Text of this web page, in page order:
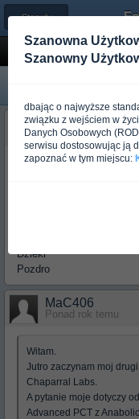
← Sterydy i Prohormony
Jaki odblok??
Skola
Ponad rok temu
Witam.
Advanced PCT z
polaczyc. Brac to i to??
Dzieki
Pozdro
MaC406
Ponad rok temu
Witam.
Jutro zaczynam moj
Chaparral Labs.
A pytanie moje dotyczy
Advanced PCT z
Szanowna
Szanowny
dbając o najwyższe
związku z wejściem w
Danych Osobowych
serwisu dostosowując ją
zapoznać w tym miejscu: